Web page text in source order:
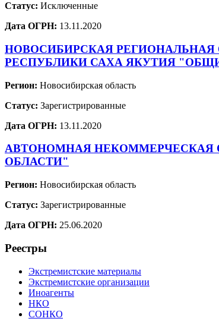
Статус: Исключенные
Дата ОГРН: 13.11.2020
НОВОСИБИРСКАЯ РЕГИОНАЛЬНАЯ
РЕСПУБЛИКИ САХА ЯКУТИЯ
Регион: Новосибирская область
Статус: Зарегистрированные
Дата ОГРН: 13.11.2020
АВТОНОМНАЯ НЕКОММЕРЧЕСКАЯ
ОБЛАСТИ"
Регион: Новосибирская область
Статус: Зарегистрированные
Дата ОГРН: 25.06.2020
Реестры
Экстремистские материалы
Экстремистские организации
Иноагенты
НКО
СОНКО